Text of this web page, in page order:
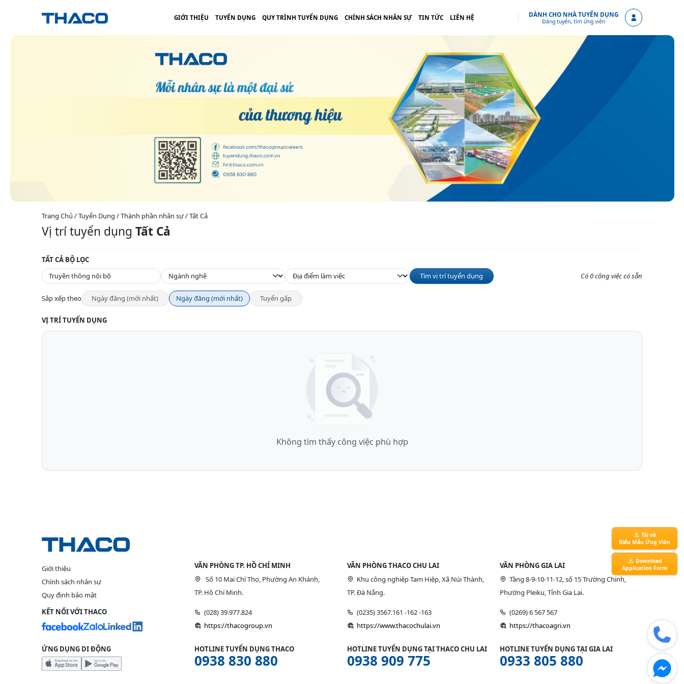
GIỚI THIỆU TUYỂN DỤNG QUY TRÌNH TUYỂN DỤNG CHÍNH SÁCH NHÂN SỰ TIN TỨC LIÊN HỆ DÀNH CHO NHÀ TUYỂN DỤNG
Đăng tuyển, tìm ứng viên
Trang Chủ / Tuyển Dụng / Thành phần nhân sự / Tất Cả
Vị trí tuyển dụng Tất Cả
TẤT CẢ BỘ LỌC
Tìm vị trí tuyển dụng
Có 0 công việc có sẵn
Sắp xếp theo Ngày đăng (mới nhất) Ngày đăng (mới nhất) Tuyển gấp
VỊ TRÍ TUYỂN DỤNG
Không tìm thấy công việc phù hợp
Giới thiệu
Chính sách nhân sự
Quy định bảo mật
KẾT NỐI VỚI THACO
VĂN PHÒNG TP. HỒ CHÍ MINH
Số 10 Mai Chí Thọ, Phường An Khánh,
TP. Hồ Chí Minh.
(028) 39.977.824
https://thacogroup.vn
VĂN PHÒNG THACO CHU LAI
Khu công nghiệp Tam Hiệp, Xã Núi Thành,
TP. Đà Nẵng.
(0235) 3567.161 -162 -163
https://www.thacochulai.vn
VĂN PHÒNG GIA LAI
Tầng 8-9-10-11-12, số 15 Trường Chinh,
Phường Pleiku, Tỉnh Gia Lai.
(0269) 6 567 567
https://thacoagri.vn
ỨNG DỤNG DI ĐỘNG HOTLINE TUYỂN DỤNG THACO
0938 830 880
HOTLINE TUYỂN DỤNG TẠI THACO CHU LAI
0938 909 775
HOTLINE TUYỂN DỤNG TẠI GIA LAI
0933 805 880
Tải về
Biểu Mẫu Ứng Viên
Download
Application Form